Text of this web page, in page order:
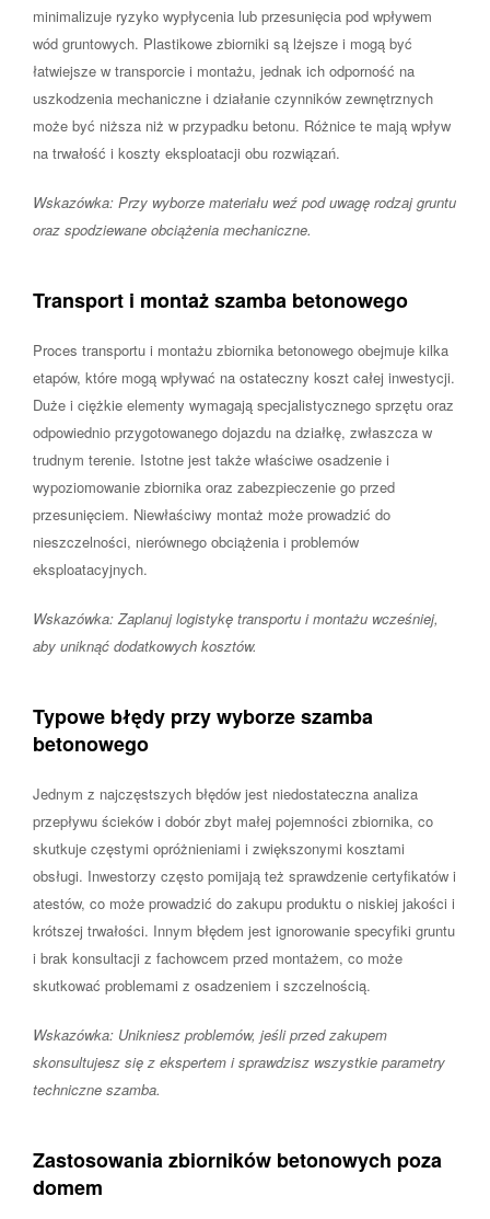
minimalizuje ryzyko wypłycenia lub przesunięcia pod wpływem
wód gruntowych. Plastikowe zbiorniki są lżejsze i mogą być
łatwiejsze w transporcie i montażu, jednak ich odporność na
uszkodzenia mechaniczne i działanie czynników zewnętrznych
może być niższa niż w przypadku betonu. Różnice te mają wpływ
na trwałość i koszty eksploatacji obu rozwiązań.
Wskazówka: Przy wyborze materiału weź pod uwagę rodzaj gruntu
oraz spodziewane obciążenia mechaniczne.
Transport i montaż szamba betonowego
Proces transportu i montażu zbiornika betonowego obejmuje kilka
etapów, które mogą wpływać na ostateczny koszt całej inwestycji.
Duże i ciężkie elementy wymagają specjalistycznego sprzętu oraz
odpowiednio przygotowanego dojazdu na działkę, zwłaszcza w
trudnym terenie. Istotne jest także właściwe osadzenie i
wypoziomowanie zbiornika oraz zabezpieczenie go przed
przesunięciem. Niewłaściwy montaż może prowadzić do
nieszczelności, nierównego obciążenia i problemów
eksploatacyjnych.
Wskazówka: Zaplanuj logistykę transportu i montażu wcześniej,
aby uniknąć dodatkowych kosztów.
Typowe błędy przy wyborze szamba
betonowego
Jednym z najczęstszych błędów jest niedostateczna analiza
przepływu ścieków i dobór zbyt małej pojemności zbiornika, co
skutkuje częstymi opróżnieniami i zwiększonymi kosztami
obsługi. Inwestorzy często pomijają też sprawdzenie certyfikatów i
atestów, co może prowadzić do zakupu produktu o niskiej jakości i
krótszej trwałości. Innym błędem jest ignorowanie specyfiki gruntu
i brak konsultacji z fachowcem przed montażem, co może
skutkować problemami z osadzeniem i szczelnością.
Wskazówka: Unikniesz problemów, jeśli przed zakupem
skonsultujesz się z ekspertem i sprawdzisz wszystkie parametry
techniczne szamba.
Zastosowania zbiorników betonowych poza
domem